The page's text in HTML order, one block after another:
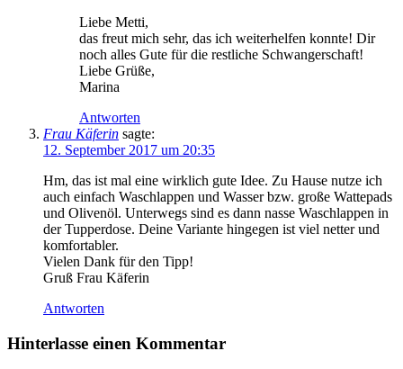
Liebe Metti,
das freut mich sehr, das ich weiterhelfen konnte! Dir
noch alles Gute für die restliche Schwangerschaft!
Liebe Grüße,
Marina
Antworten
Frau Käferin sagte:
12. September 2017 um 20:35
Hm, das ist mal eine wirklich gute Idee. Zu Hause nutze ich
auch einfach Waschlappen und Wasser bzw. große Wattepads
und Olivenöl. Unterwegs sind es dann nasse Waschlappen in
der Tupperdose. Deine Variante hingegen ist viel netter und
komfortabler.
Vielen Dank für den Tipp!
Gruß Frau Käferin
Antworten
Hinterlasse einen Kommentar